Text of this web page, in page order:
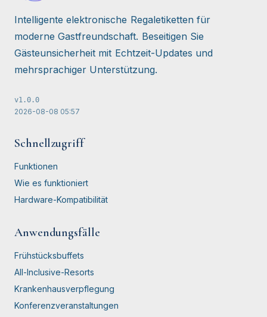
Intelligente elektronische Regaletiketten für
moderne Gastfreundschaft. Beseitigen Sie
Gästeunsicherheit mit Echtzeit-Updates und
mehrsprachiger Unterstützung.
v1.0.0
2026-08-08 05:57
Schnellzugriff
Funktionen
Wie es funktioniert
Hardware-Kompatibilität
Anwendungsfälle
Frühstücksbuffets
All-Inclusive-Resorts
Krankenhausverpflegung
Konferenzveranstaltungen